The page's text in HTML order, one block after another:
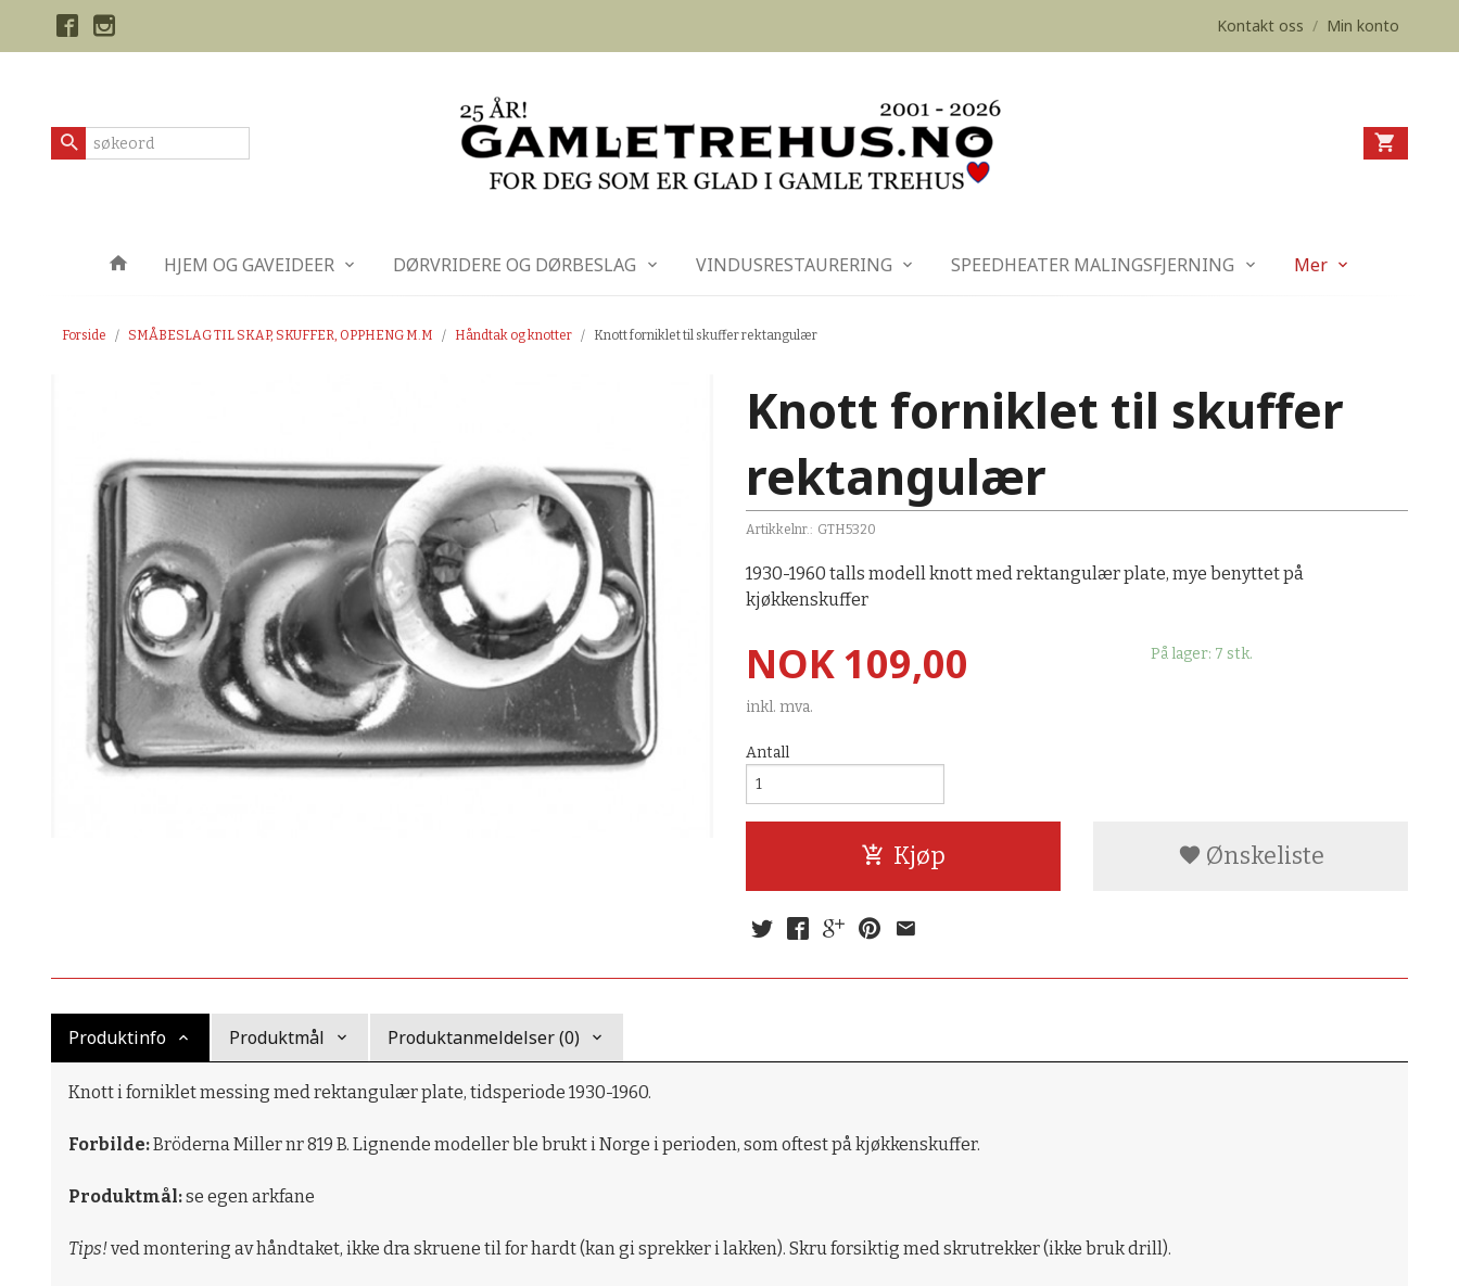
Kontakt oss / Min konto
Produkter HJEM OG GAVEIDEER DØRVRIDERE OG DØRBESLAG VINDUSRESTAURERING SPEEDHEATER MALINGSFJERNING Mer
Forside SMÅBESLAG TIL SKAP, SKUFFER, OPPHENG M.M Håndtak og knotter Knott forniklet til skuffer rektangulær
Knott forniklet til skuffer
rektangulær
Artikkelnr.: GTH5320
1930-1960 talls modell knott med rektangulær plate, mye benyttet på
kjøkkenskuffer
Pris
NOK109,00
inkl. mva.
På lager: 7 stk.
Antall
Kjøp Ønskeliste
Produktinfo Produktmål Produktanmeldelser (0)
Knott i forniklet messing med rektangulær plate, tidsperiode 1930-1960.
Forbilde:Bröderna Miller nr 819 B. Lignende modeller ble brukt i Norge i perioden, som oftest på kjøkkenskuffer.
Produktmål:se egen arkfane
Tips!ved montering av håndtaket, ikke dra skruene til for hardt (kan gi sprekker i lakken). Skru forsiktig med skrutrekker (ikke bruk drill).